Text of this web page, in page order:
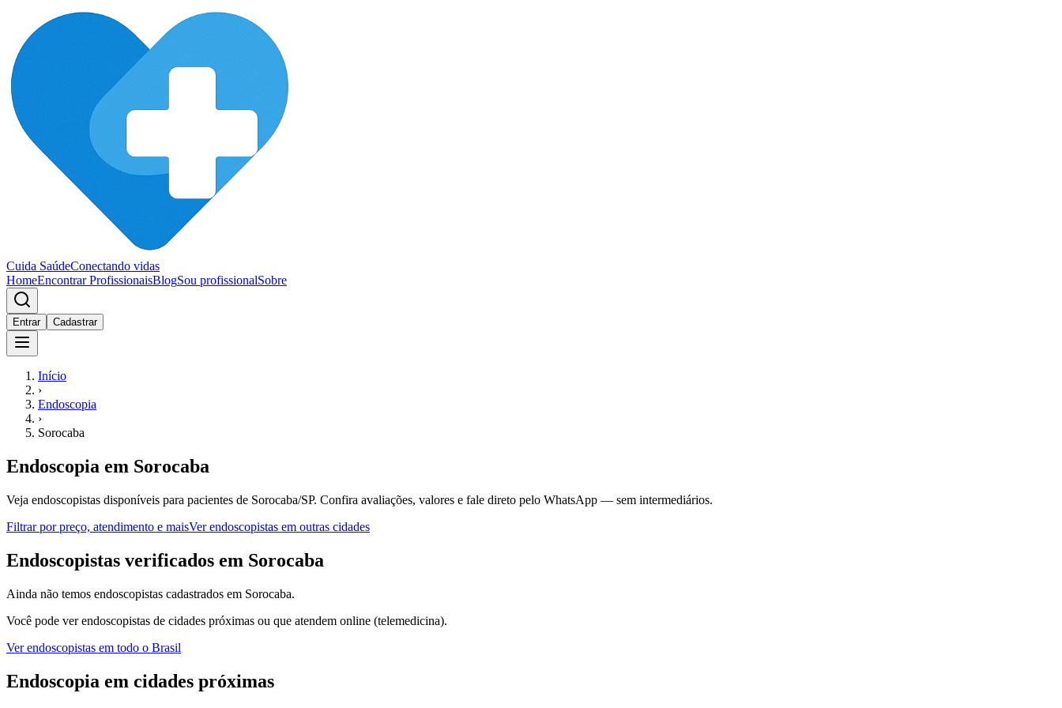
Cuida SaúdeConectando vidas
HomeEncontrar ProfissionaisBlogSou profissionalSobre
Entrar Cadastrar
Início
›
Endoscopia
›
Sorocaba
Endoscopia em Sorocaba
Veja endoscopistas disponíveis para pacientes de Sorocaba/SP. Confira avaliações, valores e fale direto pelo WhatsApp — sem intermediários.
Filtrar por preço, atendimento e maisVerendoscopistas em outras cidades
Endoscopistas verificados em Sorocaba
Ainda não temos endoscopistas cadastrados em Sorocaba.
Você pode verendoscopistas de cidades próximas ou que atendem online (telemedicina).
Verendoscopistas em todo o Brasil
Endoscopia em cidades próximas